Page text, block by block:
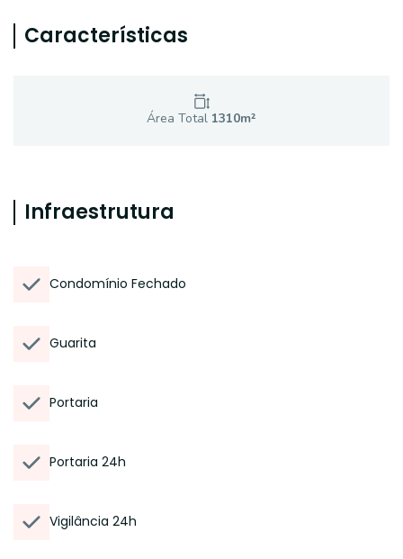
Características
Área Total 1310m²
Infraestrutura
Condomínio Fechado
Guarita
Portaria
Portaria 24h
Vigilância 24h